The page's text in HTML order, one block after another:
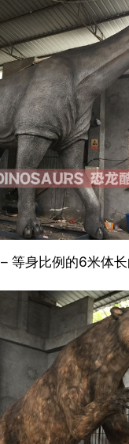
– 等身比例的6米体